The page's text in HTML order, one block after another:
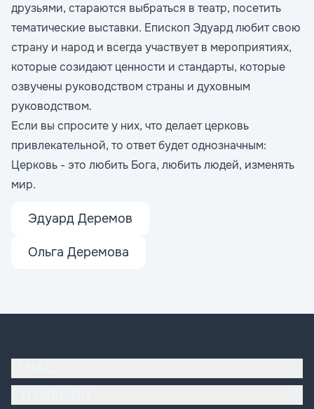
друзьями, стараются выбраться в театр, посетить
тематические выставки. Епископ Эдуард любит свою
страну и народ и всегда участвует в мероприятиях,
которые созидают ценности и стандарты, которые
озвучены руководством страны и духовным
руководством.
Если вы спросите у них, что делает церковь
привлекательной, то ответ будет однозначным:
Церковь - это любить Бога, любить людей, изменять
мир.
Эдуард Деремов
Ольга Деремова